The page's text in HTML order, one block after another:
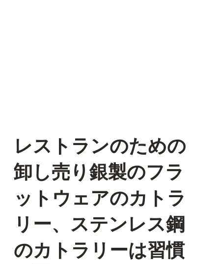
レストランのための
卸し売り銀製のフラ
ットウェアのカトラ
リー、ステンレス鋼
のカトラリーは習慣